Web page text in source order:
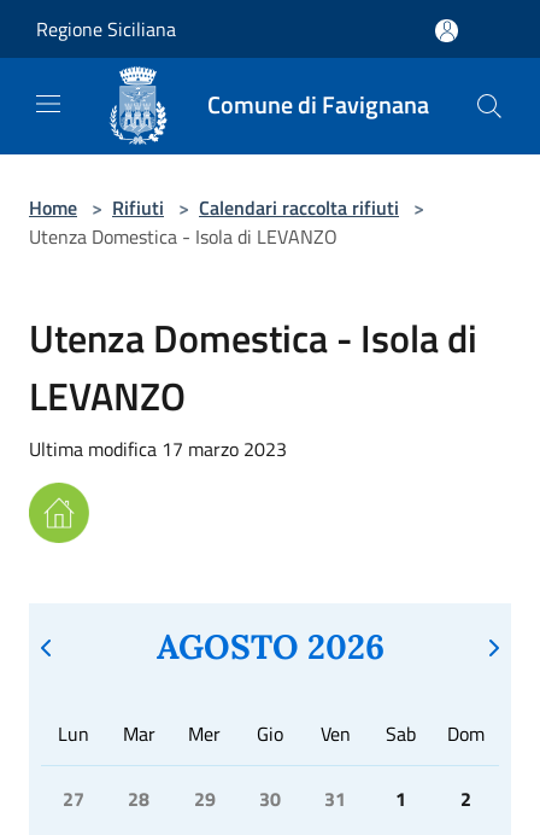
Regione Siciliana
Comune di Favignana
Home > Rifiuti > Calendari raccolta rifiuti >
Utenza Domestica - Isola di LEVANZO
Utenza Domestica - Isola di
LEVANZO
Ultima modifica 17 marzo 2023
AGOSTO 2026
Lun Mar Mer Gio Ven Sab Dom
27 28 29 30 31 1 2